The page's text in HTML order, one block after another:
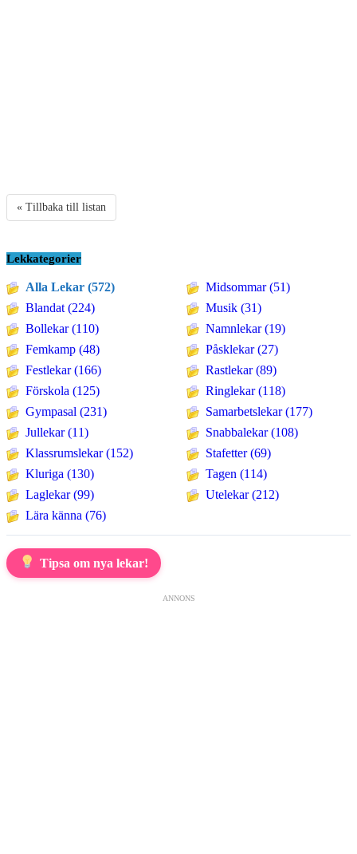
« Tillbaka till listan
Lekkategorier
Alla Lekar (572)
Blandat (224)
Bollekar (110)
Femkamp (48)
Festlekar (166)
Förskola (125)
Gympasal (231)
Jullekar (11)
Klassrumslekar (152)
Kluriga (130)
Laglekar (99)
Lära känna (76)
Midsommar (51)
Musik (31)
Namnlekar (19)
Påsklekar (27)
Rastlekar (89)
Ringlekar (118)
Samarbetslekar (177)
Snabbalekar (108)
Stafetter (69)
Tagen (114)
Utelekar (212)
Tipsa om nya lekar!
ANNONS